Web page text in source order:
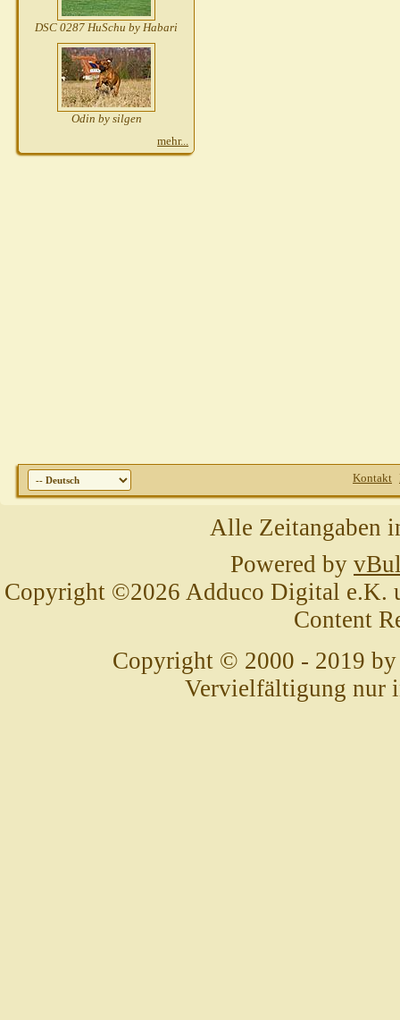
DSC 0287 HuSchu by Habari
Odin by silgen
mehr...
Kontakt
Alle Zeitangaben
Powered by
Copyright ©2026 Adduco Digital e.K.
Content
Copyright © 2000 - 2019
Vervielfältigung nur